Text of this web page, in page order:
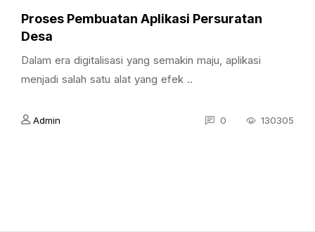
Proses Pembuatan Aplikasi Persuratan
Desa
Dalam era digitalisasi yang semakin maju, aplikasi
menjadi salah satu alat yang efek ..
Admin 0 130305